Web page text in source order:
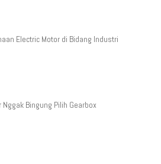
Electric Motor di Bidang Industri
Nggak Bingung Pilih Gearbox